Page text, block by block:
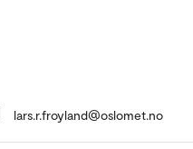
lars.r.froyland@oslomet.no